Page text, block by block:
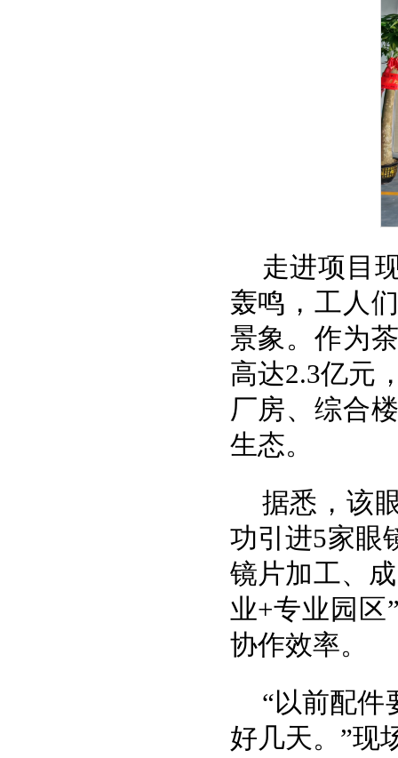
走进项目
轰鸣，工人
景象。作为
高达2.3亿元
厂房、综合
生态。
据悉，该
功引进5家眼
镜片加工、
业+专业园区
协作效率。
“以前配件
好几天。”现